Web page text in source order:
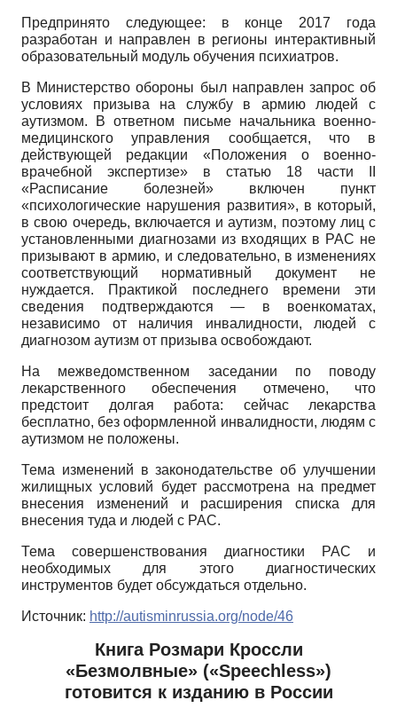
Предпринято следующее: в конце 2017 года
разработан и направлен в регионы интерактивный
образовательный модуль обучения психиатров.
В Министерство обороны был направлен запрос об
условиях призыва на службу в армию людей с
аутизмом. В ответном письме начальника военно-
медицинского управления сообщается, что в
действующей редакции «Положения о военно-
врачебной экспертизе» в статью 18 части
«Расписание болезней» включен пункт
«психологические нарушения развития», в который,
в свою очередь, включается и аутизм, поэтому лиц с
установленными диагнозами из входящих в РАС не
призывают в армию, и следовательно, в изменениях
соответствующий нормативный документ не
нуждается. Практикой последнего времени эти
сведения подтверждаются — в военкоматах,
независимо от наличия инвалидности, людей с
диагнозом аутизм от призыва освобождают.
На межведомственном заседании по поводу
лекарственного обеспечения отмечено, что
предстоит долгая работа: сейчас лекарства
бесплатно, без оформленной инвалидности, людям с
аутизмом не положены.
Тема изменений в законодательстве об улучшении
жилищных условий будет рассмотрена на предмет
внесения изменений и расширения списка для
внесения туда и людей с РАС.
Тема совершенствования диагностики РАС и
необходимых для этого диагностических
инструментов будет обсуждаться отдельно.
Источник: http://autisminrussia.org/node/46
Книга Розмари Кроссли
«Безмолвные» («Speechless»)
готовится к изданию в России